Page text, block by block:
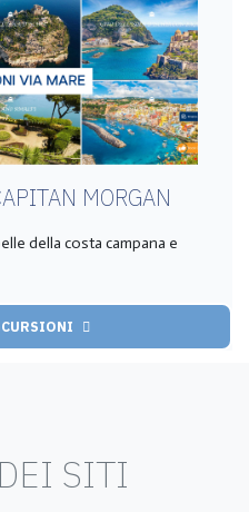
MORGAN
della costa campana e
SITI